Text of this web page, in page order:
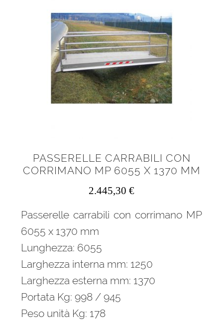
PASSERELLE CARRABILI CON
CORRIMANO MP 6055 X 1370 MM
2.445,30 €
Passerelle carrabili con corrimano MP
6055 x 1370 mm
Lunghezza: 6055
Larghezza interna mm: 1250
Larghezza esterna mm: 1370
Portata Kg: 998 / 945
Peso unità Kg: 178